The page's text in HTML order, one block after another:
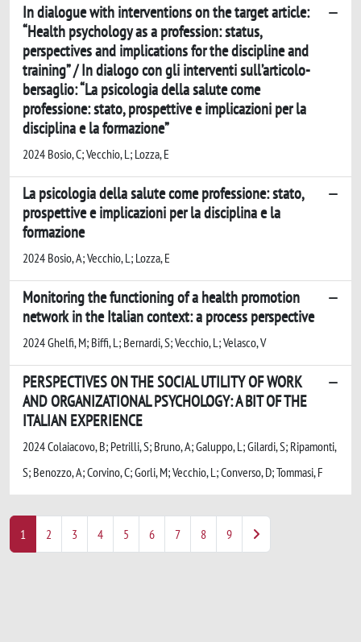
In dialogue with interventions on the target article:
“Health psychology as a profession: status,
perspectives and implications for the discipline and
training” / In dialogo con gli interventi sull’articolo-
bersaglio: “La psicologia della salute come
professione: stato, prospettive e implicazioni per la
disciplina e la formazione”
2024 Bosio, C; Vecchio, L; Lozza, E
La psicologia della salute come professione: stato,
prospettive e implicazioni per la disciplina e la
formazione
2024 Bosio, A; Vecchio, L; Lozza, E
Monitoring the functioning of a health promotion
network in the Italian context: a process perspective
2024 Ghelfi, M; Biffi, L; Bernardi, S; Vecchio, L; Velasco, V
PERSPECTIVES ON THE SOCIAL UTILITY OF WORK
AND ORGANIZATIONAL PSYCHOLOGY: A BIT OF THE
ITALIAN EXPERIENCE
2024 Colaiacovo, B; Petrilli, S; Bruno, A; Galuppo, L; Gilardi, S; Ripamonti,
S; Benozzo, A; Corvino, C; Gorli, M; Vecchio, L; Converso, D; Tommasi, F
1 2 3 4 5 6 7 8 9